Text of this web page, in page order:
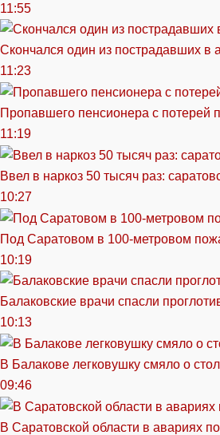
11:55
Скончался один из пострадавших в
11:23
Пропавшего пенсионера с
11:19
Ввел в наркоз 50 тысяч раз:
10:27
Под Саратовом в 100-метровом
10:19
Балаковские врачи спасли
10:13
В Балакове легковушку смяло о
09:46
В Саратовской области в авариях